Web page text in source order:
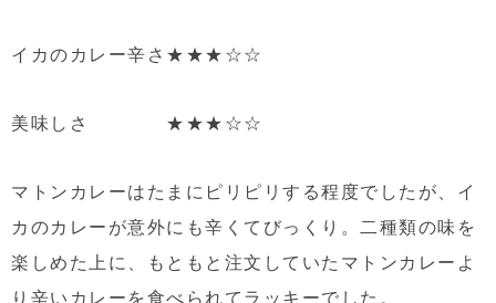
イカのカレー辛さ★★★☆☆
美味しさ ★★★☆☆
マトンカレーはたまにピリピリする程度でしたが、イ
カのカレーが意外にも辛くてびっくり。二種類の味を
楽しめた上に、もともと注文していたマトンカレーよ
り辛いカレーを食べられてラッキーでした。